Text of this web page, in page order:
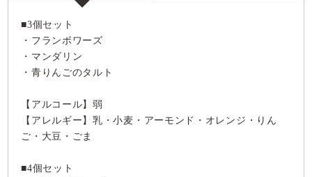
■3個セット
・フランボワーズ
・マンダリン
・青りんごのタルト
【アルコール】弱
【アレルギー】乳・小麦・アーモンド・オレンジ・りん
ご・大豆・ごま
■4個セット